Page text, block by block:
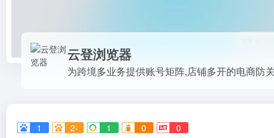
云登浏览器
1 2- 1 0 0